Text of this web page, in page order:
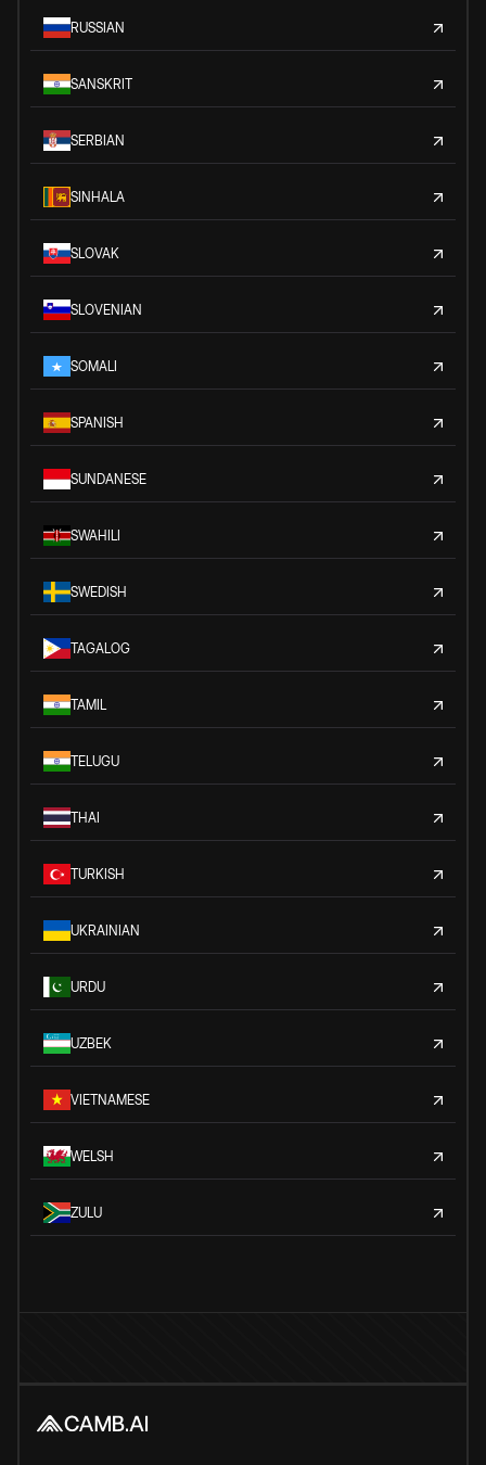
RUSSIAN
SANSKRIT
SERBIAN
SINHALA
SLOVAK
SLOVENIAN
SOMALI
SPANISH
SUNDANESE
SWAHILI
SWEDISH
TAGALOG
TAMIL
TELUGU
THAI
TURKISH
UKRAINIAN
URDU
UZBEK
VIETNAMESE
WELSH
ZULU